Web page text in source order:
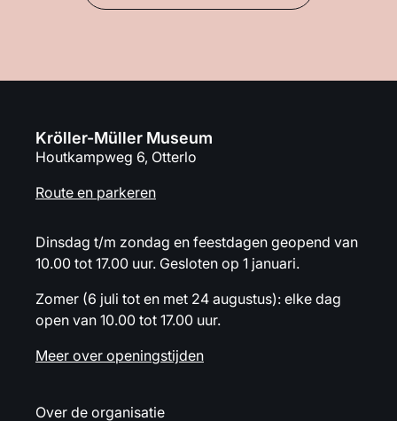
Kröller-Müller Museum
Houtkampweg 6, Otterlo
Route en parkeren
Dinsdag t/m zondag en feestdagen geopend van
10.00 tot 17.00 uur. Gesloten op 1 januari.
Zomer (6 juli tot en met 24 augustus): elke dag
open van 10.00 tot 17.00 uur.
Meer over openingstijden
Over de organisatie